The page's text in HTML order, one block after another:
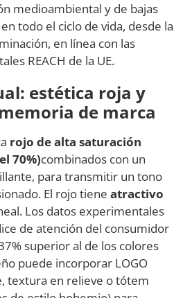
medioambiental y de bajas
todo el ciclo de vida, desde la
en línea con las
REACH de la UE.
estética roja y
de marca
rojo de alta saturación
70%)combinados con un
para transmitir un tono
El rojo tiene atractivo
Los datos experimentales
de atención del consumidor
superior al de los colores
puede incorporar LOGO
textura en relieve o tótem